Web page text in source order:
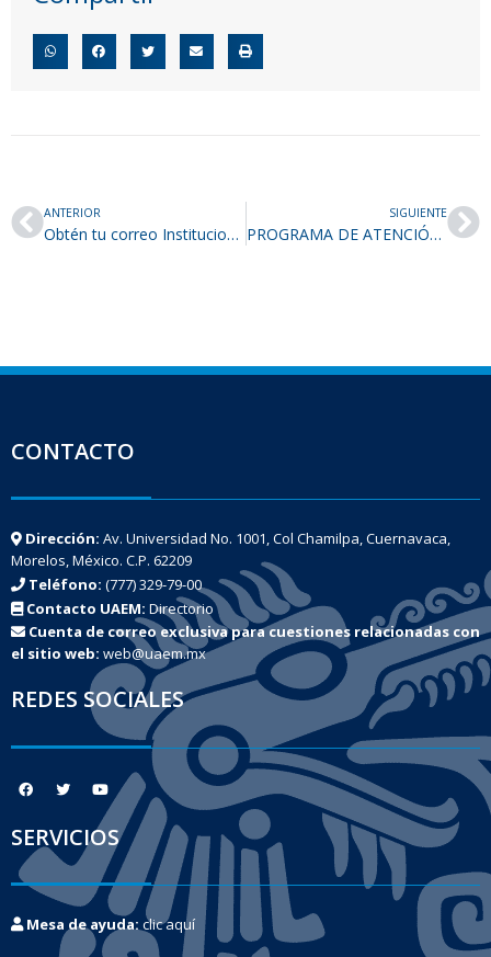
ANTERIOR
Obtén tu correo Institucional @uaem.edu.mx
SIGUIENTE
PROGRAMA DE ATENCIÓN PSICOPEDAGÓGICA
CONTACTO
Dirección: Av. Universidad No. 1001, Col Chamilpa, Cuernavaca,
Morelos, México. C.P. 62209
Teléfono: (777) 329-79-00
Contacto UAEM: Directorio
Cuenta de correo exclusiva para cuestiones relacionadas con
el sitio web: web@uaem.mx
REDES SOCIALES
SERVICIOS
Mesa de ayuda: clic aquí